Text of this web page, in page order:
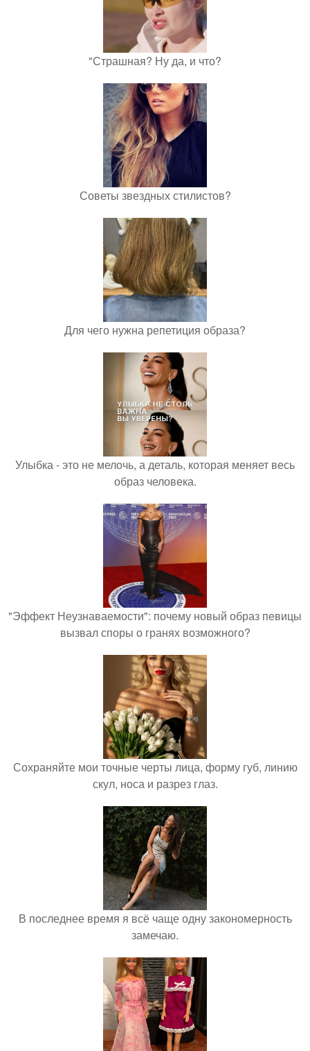
"Страшная? Ну да, и что?
Советы звездных стилистов?
Для чего нужна репетиция образа?
Улыбка - это не мелочь, а деталь, которая меняет весь
образ человека.
"Эффект Неузнаваемости": почему новый образ певицы
вызвал споры о гранях возможного?
Сохраняйте мои точные черты лица, форму губ, линию
скул, носа и разрез глаз.
В последнее время я всё чаще одну закономерность
замечаю.